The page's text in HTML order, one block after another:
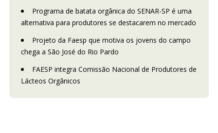
Programa de batata orgânica do SENAR-SP é uma
alternativa para produtores se destacarem no mercado
Projeto da Faesp que motiva os jovens do campo
chega a São José do Rio Pardo
FAESP integra Comissão Nacional de Produtores de
Lácteos Orgânicos